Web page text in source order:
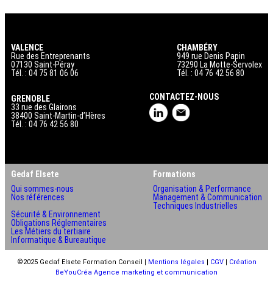
VALENCE
Rue des Entreprenants
07130 Saint-Péray
Tél. : 04 75 81 06 06
CHAMBÉRY
949 rue Denis Papin
73290 La Motte-Servolex
Tél. : 04 76 42 56 80
GRENOBLE
33 rue des Glairons
38400 Saint-Martin-d’Hères
Tél. : 04 76 42 56 80
CONTACTEZ-NOUS
Gedaf Elsete
Qui sommes-nous
Nos références
Formations
Organisation & Performance
Management & Communication
Techniques Industrielles
Sécurité & Environnement
Obligations Réglementaires
Les Métiers du tertiaire
Informatique & Bureautique
©2025 Gedaf Elsete Formation Conseil | Mentions légales CGV|
Création
BeYouCréa Agence marketing et communication